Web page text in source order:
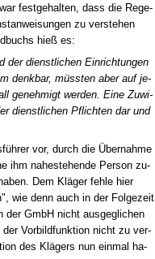
fest­ge­hal­ten, dass die Re­ge­
zu ver­ste­hen
hieß es:
der dienst­li­chen Ein­rich­tun­gen
denk­bar, müss­ten aber auf je­
ge­neh­migt wer­den. Ei­ne Zu­wi­
dienst­li­chen Pflich­ten dar und
vor, durch die Über­nah­me
ihm na­he­ste­hen­de Per­son zu­
Dem Kläger feh­le hier
wie denn auch in der Fol­ge­zeit
der GmbH nicht aus­ge­gli­chen
Vor­bild­funk­ti­on nicht zu ver­
des Klägers nun ein­mal ha­